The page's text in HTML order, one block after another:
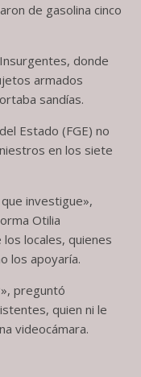
de gasolina cinco
donde
armados
sandías.
Estado (FGE) no
en los siete
investigue»,
Otilia
locales, quienes
los apoyaría.
preguntó
quien ni le
videocámara.